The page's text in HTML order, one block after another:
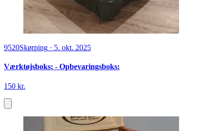
9520Skørping · 5. okt. 2025
Værktøjsboks: - Opbevaringsboks:
150 kr.